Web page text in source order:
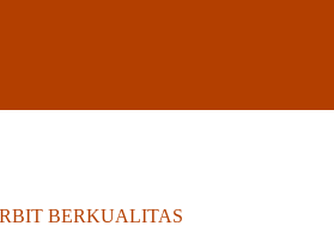
BERKUALITAS